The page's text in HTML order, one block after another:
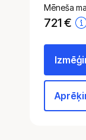
Mēneša
721€